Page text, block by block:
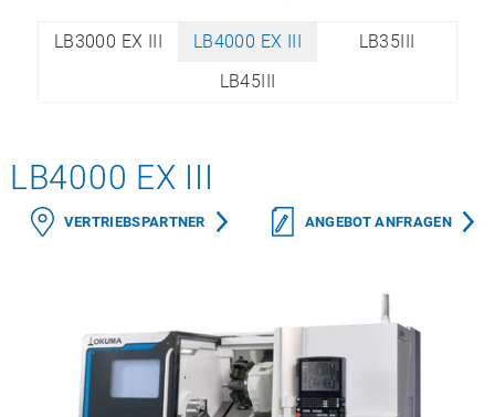
LB3000 EX III LB4000 EX III
LB35III
LB45III
LB4000 EX III
VERTRIEBSPARTNER ANGEBOT ANFRAGEN